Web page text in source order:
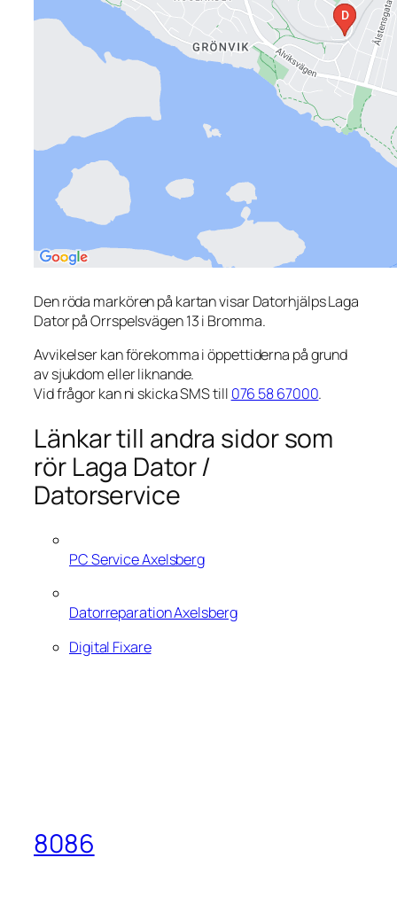
Den röda markören på kartan visar Datorhjälps Laga
Dator på Orrspelsvägen 13 i Bromma.
Avvikelser kan förekomma i öppettiderna på grund
av sjukdom eller liknande.
Vid frågor kan ni skicka SMS till 076 58 67000.
Länkar till andra sidor som
rör Laga Dator /
Datorservice
PC Service Axelsberg
Datorreparation Axelsberg
Digital Fixare
8086